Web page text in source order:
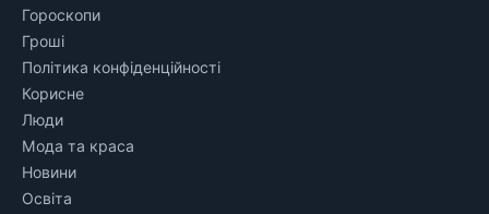
Гороскопи
Гроші
Політика конфіденційності
Корисне
Люди
Мода та краса
Новини
Освіта